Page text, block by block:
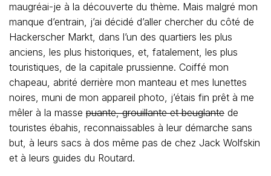
maugréai-je à la découverte du thème. Mais malgré mon
manque d’entrain, j’ai décidé d’aller chercher du côté de
Hackerscher Markt, dans l’un des quartiers les plus
anciens, les plus historiques, et, fatalement, les plus
touristiques, de la capitale prussienne. Coiffé mon
chapeau, abrité derrière mon manteau et mes lunettes
noires, muni de mon appareil photo, j’étais fin prêt à me
mêler à la masse puante, grouillante et beuglante de
touristes ébahis, reconnaissables à leur démarche sans
but, à leurs sacs à dos même pas de chez Jack Wolfskin
et à leurs guides du Routard.